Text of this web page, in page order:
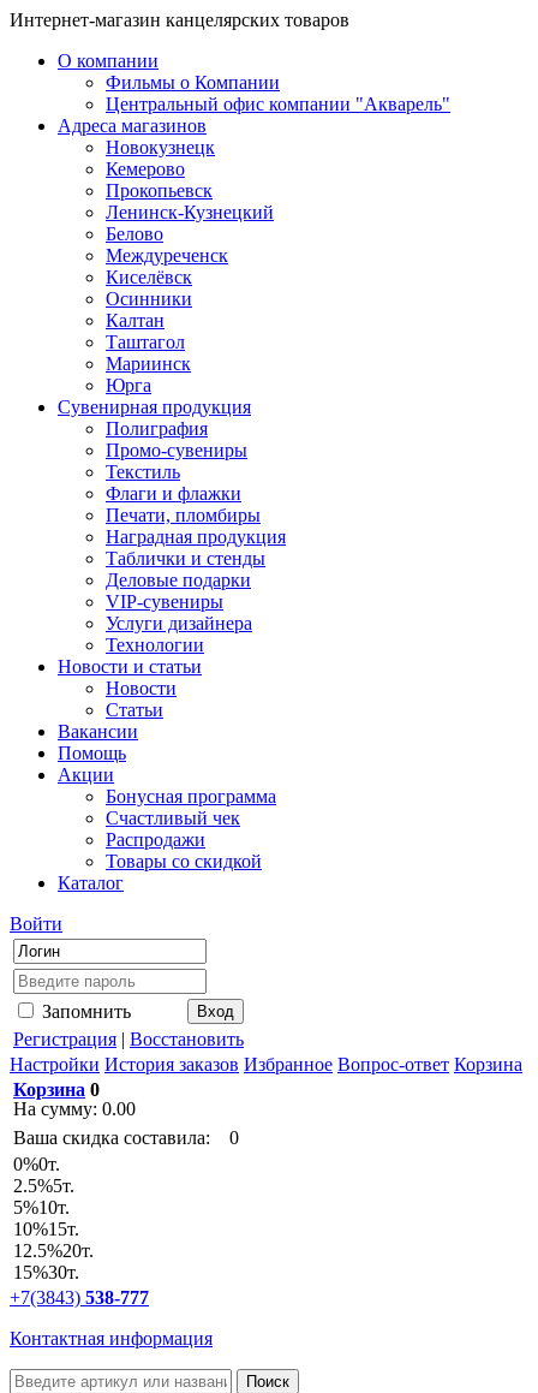
Интернет-магазин канцелярских товаров
О компании
Фильмы о Компании
Центральный офис компании "Акварель"
Адреса магазинов
Новокузнецк
Кемерово
Прокопьевск
Ленинск-Кузнецкий
Белово
Междуреченск
Киселёвск
Осинники
Калтан
Таштагол
Мариинск
Юрга
Сувенирная продукция
Полиграфия
Промо-сувениры
Текстиль
Флаги и флажки
Печати, пломбиры
Наградная продукция
Таблички и стенды
Деловые подарки
VIP-сувениры
Услуги дизайнера
Технологии
Новости и статьи
Новости
Статьи
Вакансии
Помощь
Акции
Бонусная программа
Счастливый чек
Распродажи
Товары со скидкой
Каталог
Войти
Запомнить
Регистрация | Восстановить
Настройки История заказов Избранное Вопрос-ответ Корзина
Корзина 0
На сумму: 0.00
Ваша скидка составила:
0
0%0т.
2.5%5т.
5%10т.
10%15т.
12.5%20т.
15%30т.
+7(3843) 538-777
Контактная информация